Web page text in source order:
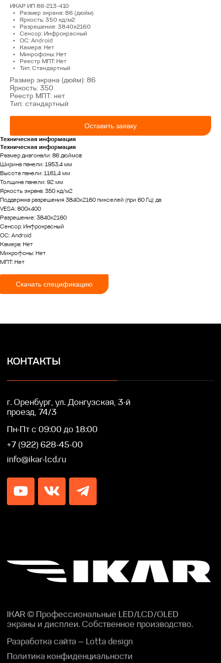
ИКАР ИП 86-213-410
Размер экрана: 86 (дюйм)
Яркость: 350 кд/м2
Разрешение: 3840x2160
Сенсор: Инфрокрасный
OC: Android
Камера: Нет
Микрофоны: Нет
Реестр МПТ: Нет
Тип: Стандартный
Размер экрана (дюйм): 86
Яркость: 350
Реестр МПТ: нет
Тип: стандартный
Оставить заявку
Техническая информация
Техническая информация
Размер диагонали: 86 дюймов
Ширина панели: 1953,4 мм
Высота панели: 1161,4 мм
Толщина панели: 92 мм
Яркость экрана: 350 кд/м2
Поддержка разрешения 3840х2160 пикселей (при 60 Гц): да
VESA: 800x400
Разрешение: 3840x2160
Сенсор: Инфрокрасный
OC: Android
Камера: Нет
Микрофоны: Нет
МПТ: Нет
Скачать спецификацию
КОНТАКТЫ
Политика конфиденциальности
info@ikar-lcd.ru
+7 (922) 628-45-00
Пн-Пт с 09:00 до 18:00
г. Оренбург, ул. Донгузская, 3-й
проезд, 74/3